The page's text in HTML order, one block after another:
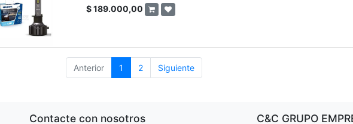
$189.000,00
Anterior 1 2 Siguiente
Contacte con nosotros C&C GRUPO